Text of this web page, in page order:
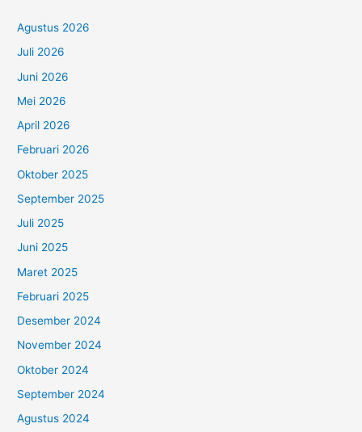
Agustus 2026
Juli 2026
Juni 2026
Mei 2026
April 2026
Februari 2026
Oktober 2025
September 2025
Juli 2025
Juni 2025
Maret 2025
Februari 2025
Desember 2024
November 2024
Oktober 2024
September 2024
Agustus 2024